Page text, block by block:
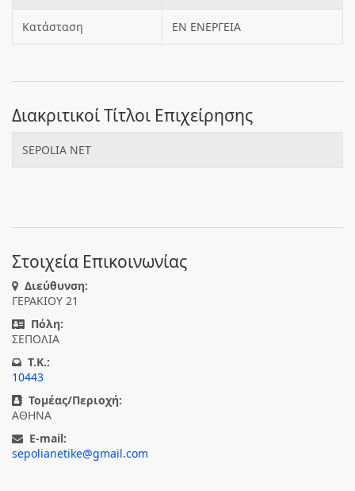
Κατάσταση ΕΝ ΕΝΕΡΓΕΙΑ
Διακριτικοί Τίτλοι Επιχείρησης
SEPOLIA NET
Στοιχεία Επικοινωνίας
Διεύθυνση:
ΓΕΡΑΚΙΟΥ 21
Πόλη:
ΣΕΠΟΛΙΑ
T.K.:
10443
Τομέας/Περιοχή:
ΑΘΗΝΑ
E-mail:
sepolianetike@gmail.com